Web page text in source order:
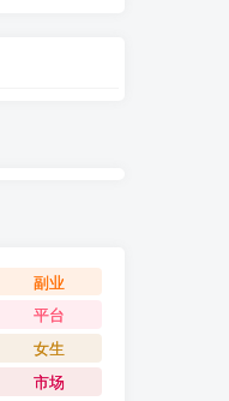
副业
平台
女生
市场